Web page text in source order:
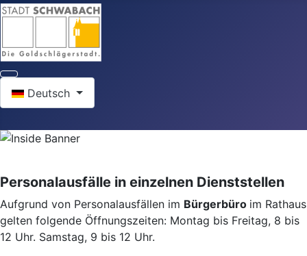
Deutsch
Personalausfälle in einzelnen Dienststellen
Aufgrund von Personalausfällen im Bürgerbüro im Rathaus
gelten folgende Öffnungszeiten: Montag bis Freitag, 8 bis
12 Uhr. Samstag, 9 bis 12 Uhr.